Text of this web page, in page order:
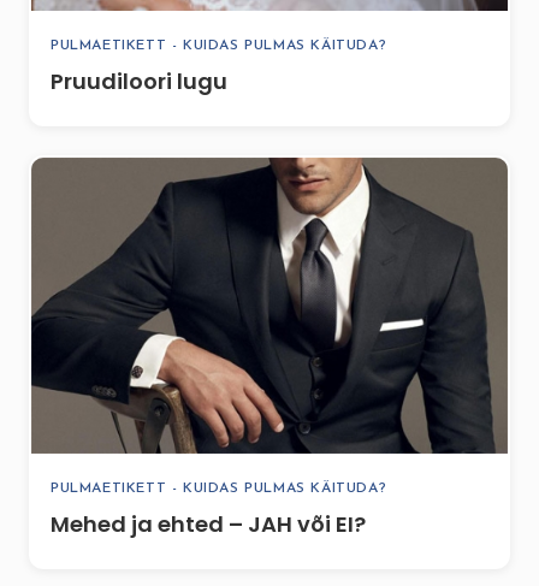
PULMAETIKETT - KUIDAS PULMAS KÄITUDA?
Pruudiloori lugu
PULMAETIKETT - KUIDAS PULMAS KÄITUDA?
Mehed ja ehted – JAH või EI?